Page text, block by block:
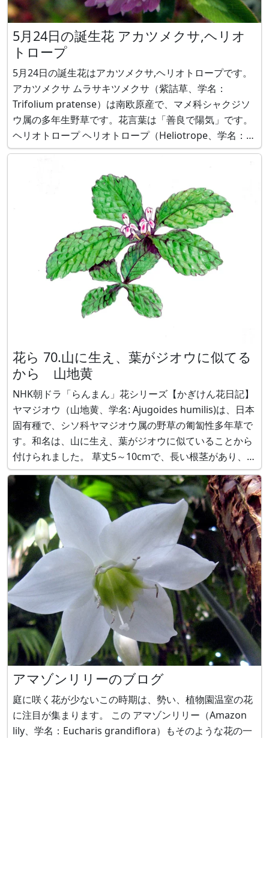
5月24日の誕生花 アカツメクサ,ヘリオ
トロープ
5月24日の誕生花はアカツメクサ,ヘリオトロープです。
アカツメクサ ムラサキツメクサ（紫詰草、学名：
Trifolium pratense）は南欧原産で、マメ科シャクジソ
ウ属の多年生野草です。花言葉は「善良で陽気」です。
ヘリオトロープ ヘリオトロープ（Heliotrope、学名：
Myosotis scorpioides）は、ペルー原産で、ムラサキ科
花ら 70.山に生え、葉がジオウに似てる
から 山地黄
NHK朝ドラ「らんまん」花シリーズ【かぎけん花日記】
ヤマジオウ（山地黄、学名: Ajugoides humilis)は、日本
固有種で、シソ科ヤマジオウ属の野草の匍匐性多年草で
す。和名は、山に生え、葉がジオウに似ていることから
付けられました。 草丈5～10cmで、長い根茎があり、匍
匐してっ地上がります。葉は上部に２～３対付きます。
葉は、短い葉柄の先に付き、緑色で葉長さ3～7cm、葉
幅2～5c
アマゾンリリーのブログ
庭に咲く花が少ないこの時期は、勢い、植物園温室の花
に注目が集まります。 この アマゾンリリー（Amazon
lily、学名：Eucharis grandiflora）もそのような花の一